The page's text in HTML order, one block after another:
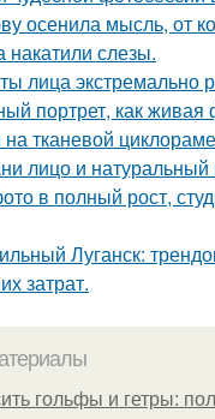
осенила мысль, от
накатили слезы.
лица экстремально
портрет, как живая
на тканевой
лицо и натуральный
в полный рост,
Луганск:
затрат.
гольфы и гетры: